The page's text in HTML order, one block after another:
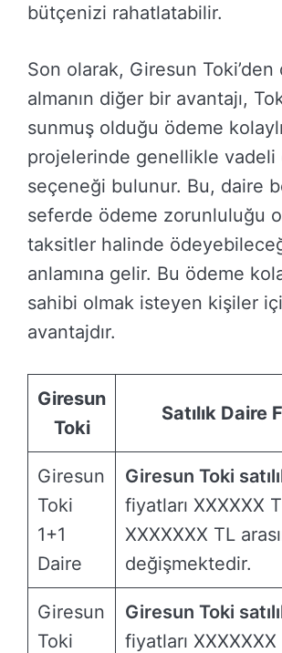
bütçenizi rahatlatabilir.
Son olarak, Giresun Toki’den
almanın diğer bir avantajı,
sunmuş olduğu ödeme
projelerinde genellikle vadeli
seçeneği bulunur. Bu, daire
seferde ödeme zorunluluğu
taksitler halinde
anlamına gelir. Bu ödeme
sahibi olmak isteyen kişiler
avantajdır.
Giresun
Toki
Satılık Daire
Giresun
Toki
1+1
Daire
Giresun Toki
fiyatları XXXXXX
XXXXXXX TL
değişmektedir.
Giresun
Toki
Giresun Toki
fiyatları